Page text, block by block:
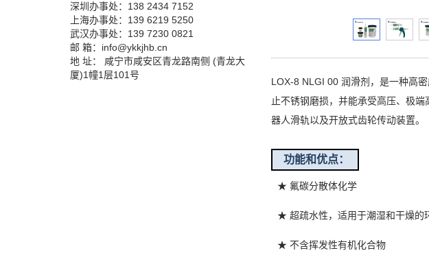
LOX-8 NLGI 00 润滑剂，是一种高
止不锈钢磨损，并能承受高压、极
器人滑轨以及开放式齿轮传动装置。
功能和优点：
★ 氟碳分散体化学
★ 超疏水性，适用于潮湿和干燥的
★ 不含挥发性有机化合物
深圳办事处：138 2434 7152
上海办事处：139 6219 5250
武汉办事处：139 7230 0821
邮 箱：info@ykkjhb.cn
地 址： 咸宁市咸安区青龙路南侧 (青龙大
厦)1幢1层101号